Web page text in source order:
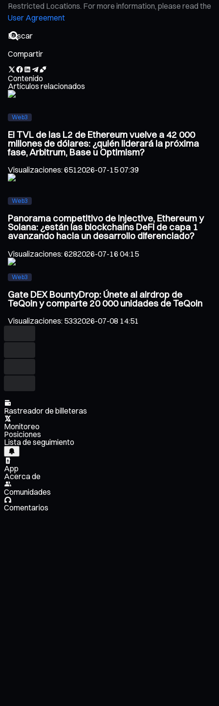
Restricted Locations. For more information, please read the
User Agreement
Compartir
Contenido
Artículos relacionados
Web3
El TVL de las L2 de Ethereum vuelve a 42 000
millones de dólares: ¿quién liderará la próxima
fase, Arbitrum, Base u Optimism?
Visualizaciones:6512026-07-15 07:39
Web3
Panorama competitivo de Injective, Ethereum y
Solana: ¿están las blockchains DeFi de capa 1
avanzando hacia un desarrollo diferenciado?
Visualizaciones:6282026-07-16 04:15
Web3
Gate DEX BountyDrop: Únete al airdrop de
TeQoin y comparte 20 000 unidades de TeQoin
Visualizaciones: 5332026-07-08 14:51
Rastreador de billeteras
Monitoreo
Posiciones
Lista de seguimiento
App
Acerca de
Comunidades
Comentarios